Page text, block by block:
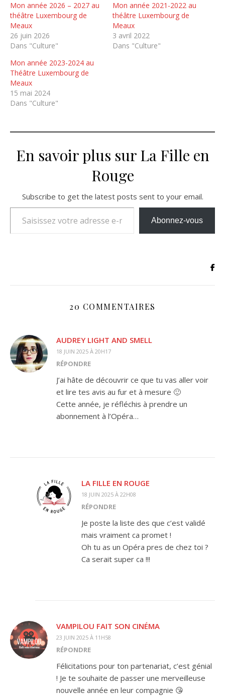
Mon année 2026 – 2027 au
théâtre Luxembourg de
Meaux
26 juin 2026
Dans "Culture"
Mon année 2021-2022 au
théâtre Luxembourg de
Meaux
3 avril 2022
Dans "Culture"
Mon année 2023-2024 au
Théâtre Luxembourg de
Meaux
15 mai 2024
Dans "Culture"
En savoir plus sur La Fille en
Rouge
Subscribe to get the latest posts sent to your email.
Saisissez votre adresse e-mail…
Abonnez-vous
20 COMMENTAIRES
AUDREY LIGHT AND SMELL
18 JUIN 2025 À 20H17
RÉPONDRE
J’ai hâte de découvrir ce que tu vas aller voir
et lire tes avis au fur et à mesure 🙂
Cette année, je réfléchis à prendre un
abonnement à l’Opéra…
LA FILLE EN ROUGE
18 JUIN 2025 À 22H08
RÉPONDRE
Je poste la liste des que c’est validé
mais vraiment ca promet !
Oh tu as un Opéra pres de chez toi ?
Ca serait super ca !!!
VAMPILOU FAIT SON CINÉMA
23 JUIN 2025 À 11H58
RÉPONDRE
Félicitations pour ton partenariat, c’est génial
! Je te souhaite de passer une merveilleuse
nouvelle année en leur compagnie 😘